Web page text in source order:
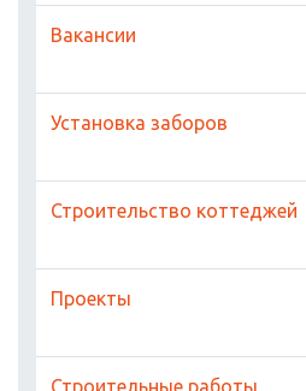
Вакансии
Установка заборов
Строительство коттеджей
Проекты
Строительные работы